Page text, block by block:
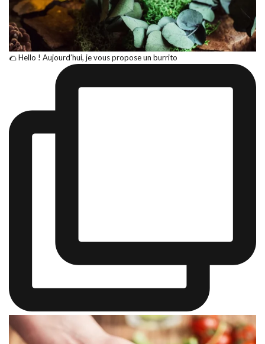
🌮 Hello ! Aujourd’hui, je vous propose un burrito